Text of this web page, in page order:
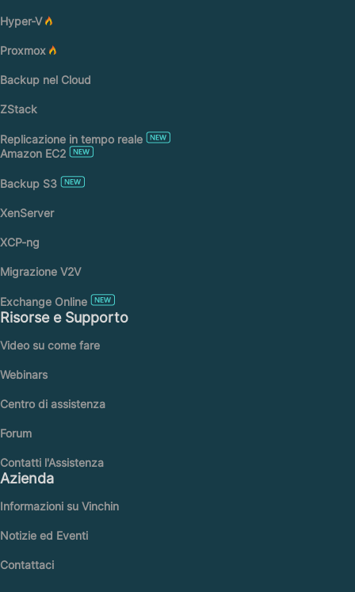
Hyper-V
Proxmox
Backup nel Cloud
ZStack
Replicazione in tempo reale
Amazon EC2
Backup S3
XenServer
XCP-ng
Migrazione V2V
Exchange Online
Risorse e Supporto
Video su come fare
Webinars
Centro di assistenza
Forum
Contatti l'Assistenza
Azienda
Informazioni su Vinchin
Notizie ed Eventi
Contattaci